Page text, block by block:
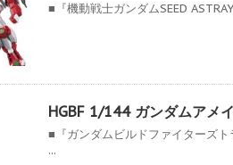
■『機動戦士ガンダムSEED
HGBF 1/144 ガンダムアメ
■『ガンダムビルドファイターズ
...